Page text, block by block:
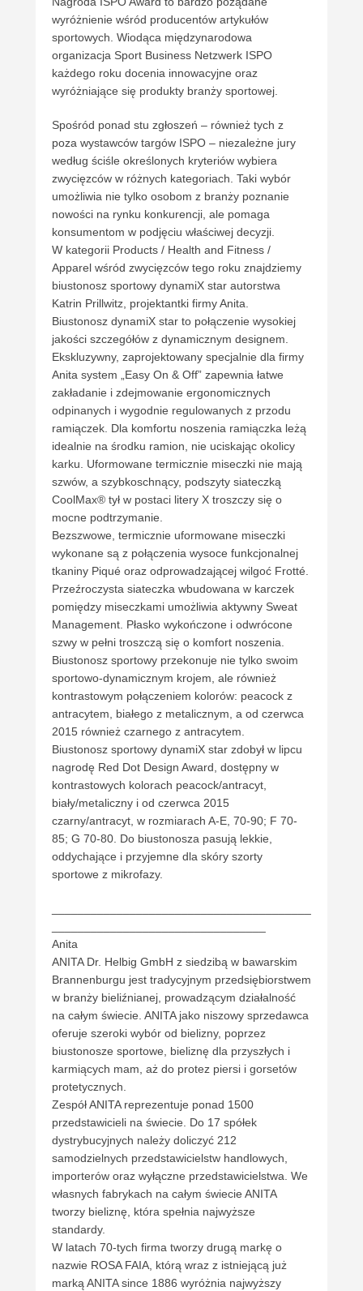
wyróżnienie wśród producentów artykułów
sportowych. Wiodąca międzynarodowa
organizacja Sport Business Netzwerk ISPO
każdego roku docenia innowacyjne oraz
wyróżniające się produkty branży sportowej.
Spośród ponad stu zgłoszeń – również tych z
poza wystawców targów ISPO – niezależne jury
według ściśle określonych kryteriów wybiera
zwycięzców w różnych kategoriach. Taki wybór
umożliwia nie tylko osobom z branży poznanie
nowości na rynku konkurencji, ale pomaga
konsumentom w podjęciu właściwej decyzji.
W kategorii Products / Health and Fitness /
Apparel wśród zwycięzców tego roku znajdziemy
biustonosz sportowy dynamiX star autorstwa
Katrin Prillwitz, projektantki firmy Anita.
Biustonosz dynamiX star to połączenie wysokiej
jakości szczegółów z dynamicznym designem.
Ekskluzywny, zaprojektowany specjalnie dla firmy
Anita system „Easy On & Off” zapewnia łatwe
zakładanie i zdejmowanie ergonomicznych
odpinanych i wygodnie regulowanych z przodu
ramiączek. Dla komfortu noszenia ramiączka leżą
idealnie na środku ramion, nie uciskając okolicy
karku. Uformowane termicznie miseczki nie mają
szwów, a szybkoschnący, podszyty siateczką
CoolMax® tył w postaci litery X troszczy się o
mocne podtrzymanie.
Bezszwowe, termicznie uformowane miseczki
wykonane są z połączenia wysoce funkcjonalnej
tkaniny Piqué oraz odprowadzającej wilgoć Frotté.
Przeźroczysta siateczka wbudowana w karczek
pomiędzy miseczkami umożliwia aktywny Sweat
Management. Płasko wykończone i odwrócone
szwy w pełni troszczą się o komfort noszenia.
Biustonosz sportowy przekonuje nie tylko swoim
sportowo-dynamicznym krojem, ale również
kontrastowym połączeniem kolorów: peacock z
antracytem, białego z metalicznym, a od czerwca
2015 również czarnego z antracytem.
Biustonosz sportowy dynamiX star zdobył w lipcu
nagrodę Red Dot Design Award, dostępny w
kontrastowych kolorach peacock/antracyt,
biały/metaliczny i od czerwca 2015
czarny/antracyt, w rozmiarach A-E, 70-90; F 70-
85; G 70-80. Do biustonosza pasują lekkie,
oddychające i przyjemne dla skóry szorty
sportowe z mikrofazy.
Anita
ANITA Dr. Helbig GmbH z siedzibą w bawarskim
Brannenburgu jest tradycyjnym przedsiębiorstwem
w branży bieliźnianej, prowadzącym działalność
na całym świecie. ANITA jako niszowy sprzedawca
oferuje szeroki wybór od bielizny, poprzez
biustonosze sportowe, bieliznę dla przyszłych i
karmiących mam, aż do protez piersi i gorsetów
protetycznych.
Zespół ANITA reprezentuje ponad 1500
przedstawicieli na świecie. Do 17 spółek
dystrybucyjnych należy doliczyć 212
samodzielnych przedstawicielstw handlowych,
importerów oraz wyłączne przedstawicielstwa. We
własnych fabrykach na całym świecie ANITA
tworzy bieliznę, która spełnia najwyższe
standardy.
W latach 70-tych firma tworzy drugą markę o
nazwie ROSA FAIA, którą wraz z istniejącą już
marką ANITA since 1886 wyróżnia najwyższy